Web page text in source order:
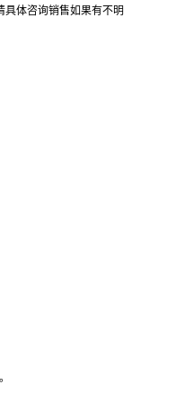
具体咨询销售如果有不明